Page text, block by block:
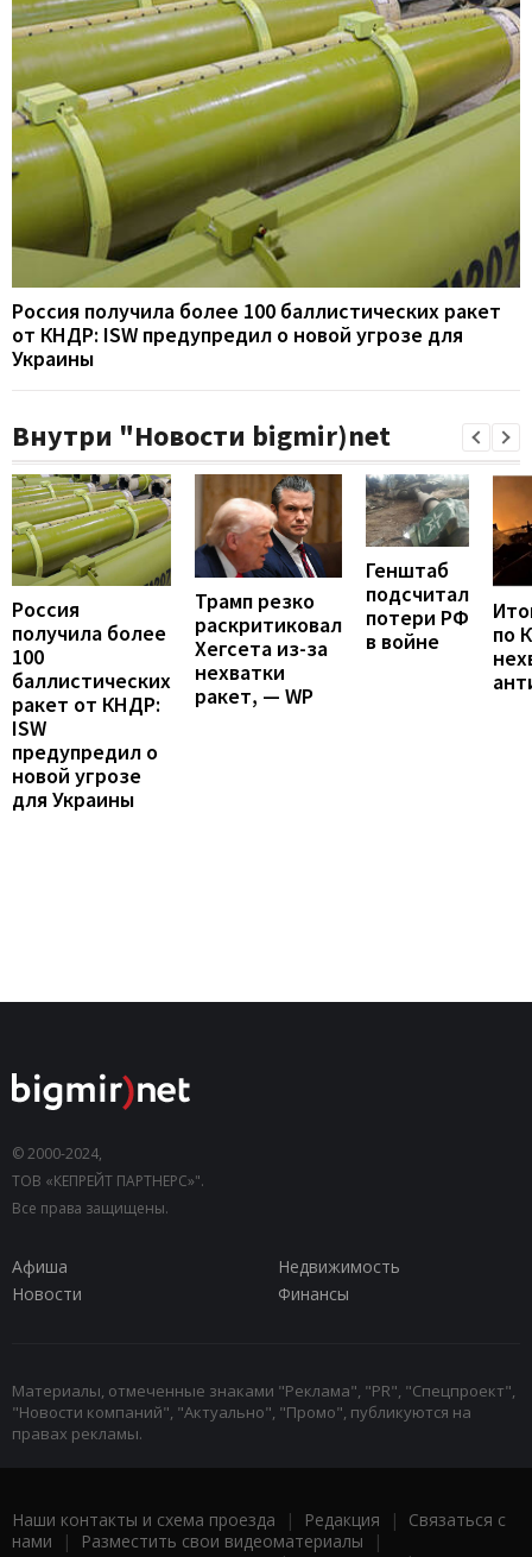
Россия получила более 100 баллистических ракет
от КНДР: ISW предупредил о новой угрозе для
Украины
Внутри "Новости bigmir)net
Россия
получила более
100
баллистических
ракет от КНДР:
ISW
предупредил о
новой угрозе
для Украины
Трамп резко
раскритиковал
Хегсета из-за
нехватки
ракет, — WP
Генштаб
подсчитал
потери РФ
в войне
по
© 2000-2024,
ТОВ «КЕПРЕЙТ ПАРТНЕРС»".
Все права защищены.
Афиша
Недвижимость
Новости
Финансы
Материалы, отмеченные знаками "Реклама", "PR", "Спецпроект",
"Новости компаний", "Актуально", "Промо", публикуются на
правах рекламы.
Наши контакты и схема проезда | Редакция | Связаться с
нами | Разместить свои видеоматериалы |